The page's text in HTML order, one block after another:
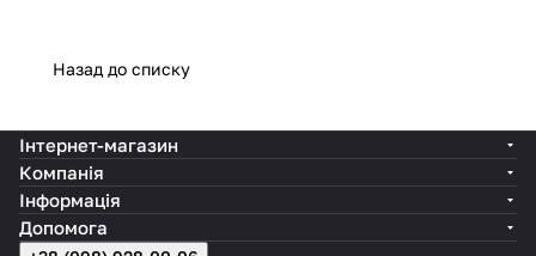
Назад до списку
Інтернет-магазин
Компанія
Інформація
Допомога